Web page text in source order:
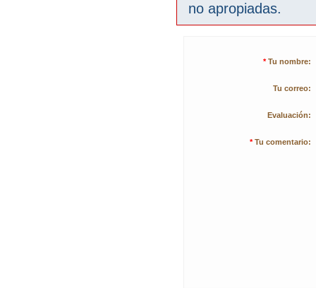
no apropiadas.
* Tu nombre:
Tu correo:
Evaluación:
* Tu comentario: